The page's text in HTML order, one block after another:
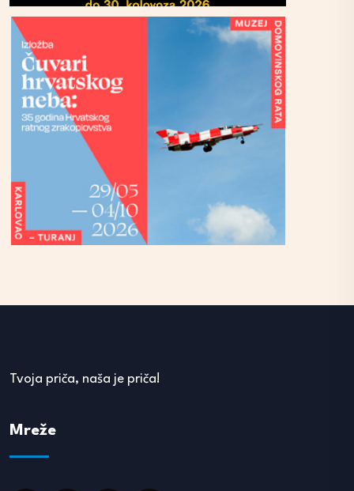
Tvoja priča, naša je priča!
Mreže